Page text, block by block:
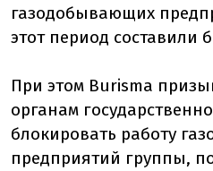
газодобывающих
этот период составили
При этом Burisma
органам
блокировать работу
предприятий группы,